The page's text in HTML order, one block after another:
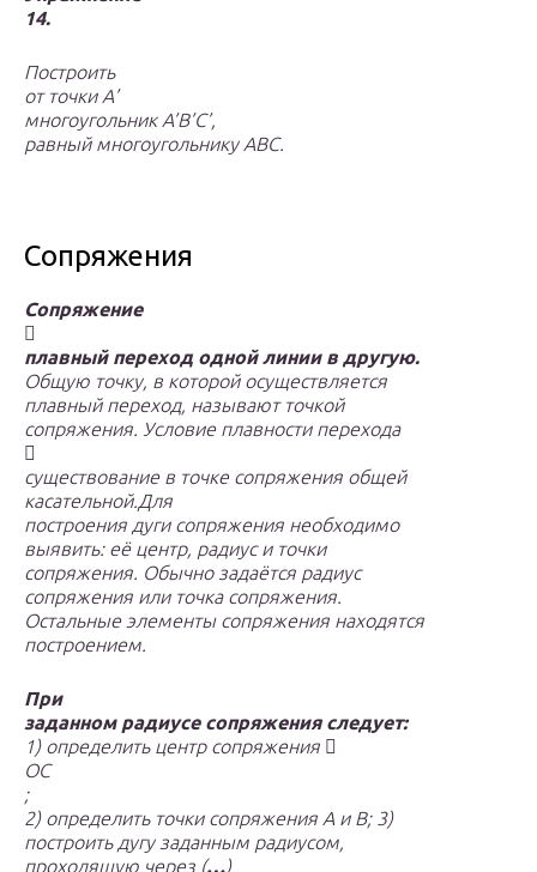
14.
Построить
от точки А’
многоугольник A’B’C’,
равный многоугольнику ABC.
Сопряжения
Сопряжение

плавный переход одной линии в другую.
Общую точку, в которой осуществляется
плавный переход, называют точкой
сопряжения. Условие плавности перехода

существование в точке сопряжения общей
касательной.Для
построения дуги сопряжения необходимо
выявить: её центр, радиус и точки
сопряжения. Обычно задаётся радиус
сопряжения или точка сопряжения.
Остальные элементы сопряжения находятся
построением.
При
заданном радиусе сопряжения следует:
1) определить центр сопряжения 
ОС
;
2) определить точки сопряжения А и В; 3)
построить дугу заданным радиусом,
проходящую через (…)